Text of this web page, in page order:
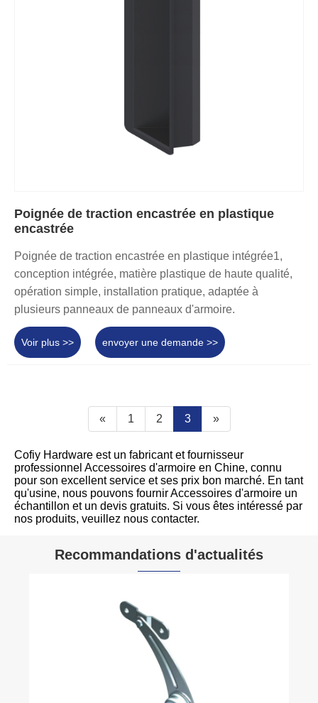
Poignée de traction encastrée en plastique
encastrée
Poignée de traction encastrée en plastique intégrée1,
conception intégrée, matière plastique de haute qualité,
opération simple, installation pratique, adaptée à
plusieurs panneaux de panneaux d'armoire.
Voir plus >> envoyer une demande >>
« 1 2 3 »
Cofiy Hardware est un fabricant et fournisseur
professionnel Accessoires d'armoire en Chine, connu
pour son excellent service et ses prix bon marché. En tant
qu'usine, nous pouvons fournir Accessoires d'armoire un
échantillon et un devis gratuits. Si vous êtes intéressé par
nos produits, veuillez nous contacter.
Recommandations d'actualités